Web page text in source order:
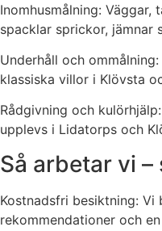
Inomhusmålning:
spacklar sprickor, jämnar
Underhåll och
klassiska villor i Klövsta
Rådgivning och
upplevs i Lidatorps och
Så arbetar vi
Kostnadsfri besiktning:
rekommendationer och